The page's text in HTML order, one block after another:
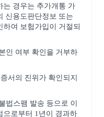
는 경우는 추가개통 가
신용도판단정보 또는
여 보험가입이 거절되
인 여부 확인을 거부하
서의 진위가 확인되지
법스팸 발송 등으로 이
으로부터 1년이 경과하